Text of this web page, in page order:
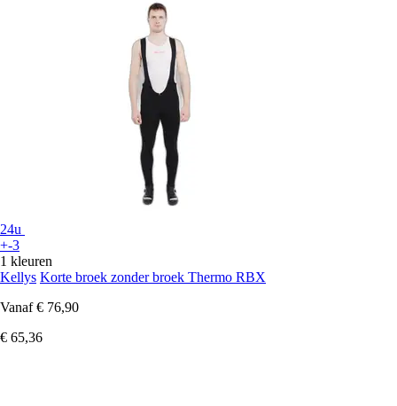
24u
+-3
1 kleuren
Kellys Korte broek zonder broek Thermo RBX
Vanaf € 76,90
€ 65,36